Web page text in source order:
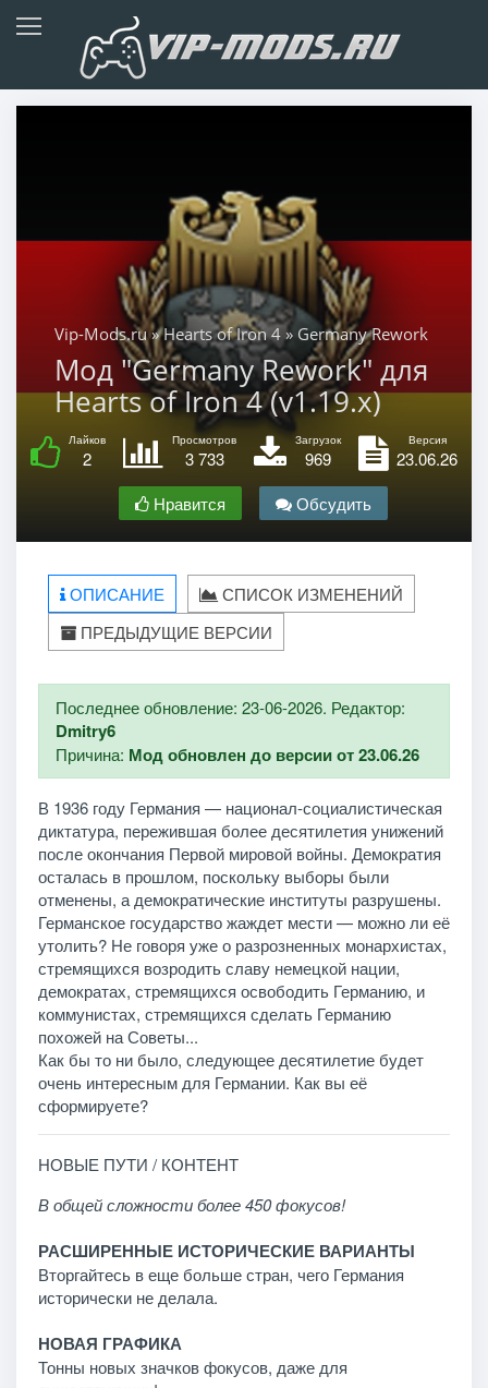
Vip-Mods.ru»Hearts of Iron 4» Germany Rework
Мод "Germany Rework" для
Hearts of Iron 4 (v1.19.x)
Лайков
2
Просмотров
3 733
Загрузок
969
Версия
23.06.26
Нравится
Обсудить
ОПИСАНИЕ
СПИСОК ИЗМЕНЕНИЙ
ПРЕДЫДУЩИЕ ВЕРСИИ
Последнее обновление: 23-06-2026. Редактор:
Dmitry6
Причина: Мод обновлен до версии от 23.06.26
В 1936 году Германия — национал-социалистическая
диктатура, пережившая более десятилетия унижений
после окончания Первой мировой войны. Демократия
осталась в прошлом, поскольку выборы были
отменены, а демократические институты разрушены.
Германское государство жаждет мести — можно ли её
утолить? Не говоря уже о разрозненных монархистах,
стремящихся возродить славу немецкой нации,
демократах, стремящихся освободить Германию, и
коммунистах, стремящихся сделать Германию
похожей на Советы...
Как бы то ни было, следующее десятилетие будет
очень интересным для Германии. Как вы её
сформируете?
НОВЫЕ ПУТИ / КОНТЕНТ
В общей сложности более 450 фокусов!
РАСШИРЕННЫЕ ИСТОРИЧЕСКИЕ ВАРИАНТЫ
Вторгайтесь в еще больше стран, чего Германия
исторически не делала.
НОВАЯ ГРАФИКА
Тонны новых значков фокусов, даже для